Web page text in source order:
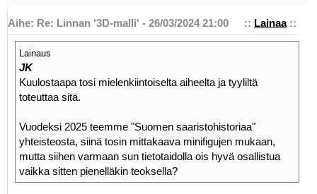
:: Lainaa::
Aihe: Re: Linnan '3D-malli' - 26/03/2024 21:00
Lainaus
JK
Kuulostaapa tosi mielenkiintoiselta aiheelta ja tyyliltä
toteuttaa sitä.
Vuodeksi 2025 teemme "Suomen saaristohistoriaa"
yhteisteosta, siinä tosin mittakaava minifigujen mukaan,
mutta siihen varmaan sun tietotaidolla ois hyvä osallistua
vaikka sitten pienelläkin teoksella?